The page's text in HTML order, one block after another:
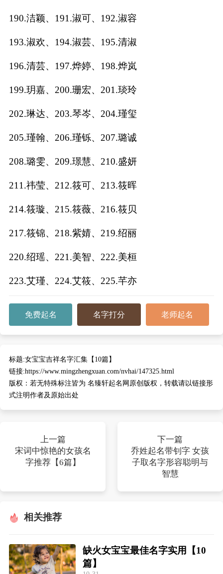
190.洁颖、191.淑可、192.淑容
193.淑欢、194.淑芸、195.清淑
196.清芸、197.烨婷、198.烨岚
199.玥嘉、200.珊宏、201.琰玲
202.琳达、203.琴岑、204.瑾玺
205.瑾翰、206.瑾铄、207.璐诚
208.璐雯、209.璟慧、210.盛妍
211.祎莹、212.筱可、213.筱晖
214.筱璇、215.筱薇、216.筱贝
217.筱锦、218.紫婧、219.绍丽
220.绍瑶、221.美智、222.美桓
223.艾瑾、224.艾筱、225.芊亦
免费起名 名字打分 老师起名
标题:女宝宝吉祥名字汇集【10篇】
链接:https://www.mingzhengxuan.com/nvhai/147325.html
版权： 若无特殊标注皆为 名臻轩起名网原创版权，转载请以链接形
式注明作者及原始出处
上一篇
宋词中惊艳的女孩名
字推荐【6篇】
下一篇
乔姓起名带钊字 女孩
子取名字形容聪明与
智慧
相关推荐
缺火女宝宝最佳名字实用【10
篇】